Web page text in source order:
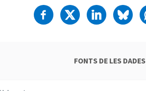
FONTS DE LES DADES